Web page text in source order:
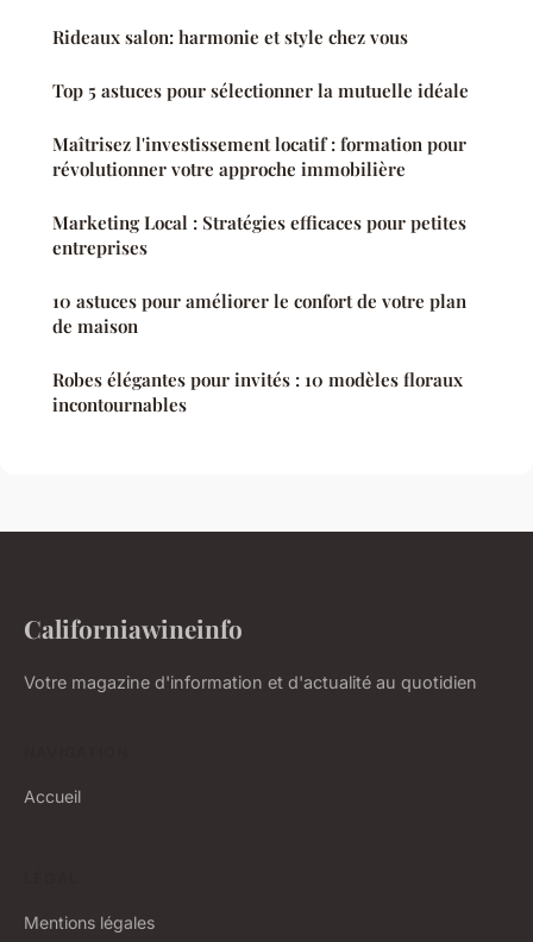
Rideaux salon: harmonie et style chez vous
Top 5 astuces pour sélectionner la mutuelle idéale
Maîtrisez l'investissement locatif : formation pour
révolutionner votre approche immobilière
Marketing Local : Stratégies efficaces pour petites
entreprises
10 astuces pour améliorer le confort de votre plan
de maison
Robes élégantes pour invités : 10 modèles floraux
incontournables
Californiawineinfo
Votre magazine d'information et d'actualité au quotidien
Accueil
Mentions légales